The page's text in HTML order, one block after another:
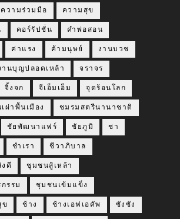
ความร่วมมือ ความสุข
คอร์รัปชั่น คำพ่อสอน
ค่าแรง ค้ามนุษย์ งานบวช
านบุญปลอดเหล้า จราจร
จิ้งจก จีเอ็มเอ็ม จุดร้อนโลก
ผ่าพื้นเมือง ชมรมสตรีนานาชาติ
ชัยพัฒนาแฟร์ ชัยภูมิ ชา
ชำเรา ชีวาภิบาล
ดี ชุมชนสู้เหล้า
รรม ชุมชนเข้มแข็ง
ข ช้าง ช้างเอฟเอคัพ ซังซัง